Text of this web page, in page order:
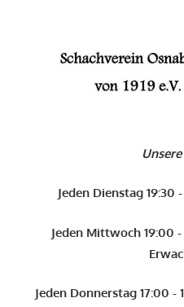
Jeden Dienstag 19:30
Jeden Mittwoch 19:00
Jeden Donnerstag 17:00 -